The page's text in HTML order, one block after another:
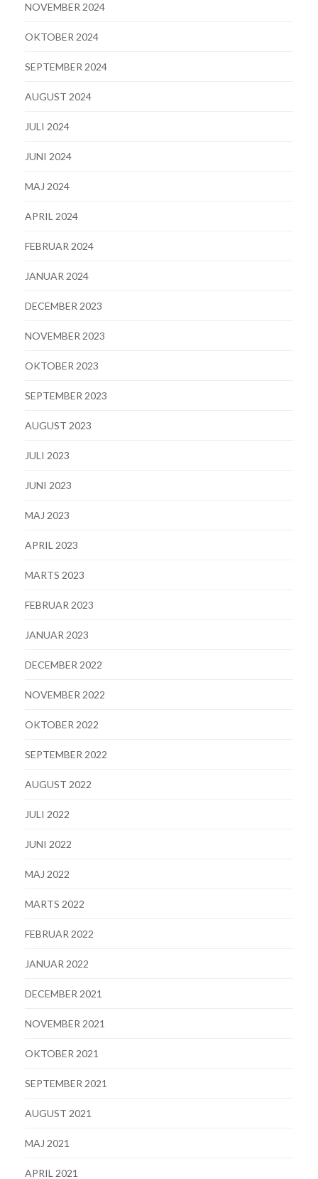
NOVEMBER 2024
OKTOBER 2024
SEPTEMBER 2024
AUGUST 2024
JULI 2024
JUNI 2024
MAJ 2024
APRIL 2024
FEBRUAR 2024
JANUAR 2024
DECEMBER 2023
NOVEMBER 2023
OKTOBER 2023
SEPTEMBER 2023
AUGUST 2023
JULI 2023
JUNI 2023
MAJ 2023
APRIL 2023
MARTS 2023
FEBRUAR 2023
JANUAR 2023
DECEMBER 2022
NOVEMBER 2022
OKTOBER 2022
SEPTEMBER 2022
AUGUST 2022
JULI 2022
JUNI 2022
MAJ 2022
MARTS 2022
FEBRUAR 2022
JANUAR 2022
DECEMBER 2021
NOVEMBER 2021
OKTOBER 2021
SEPTEMBER 2021
AUGUST 2021
MAJ 2021
APRIL 2021